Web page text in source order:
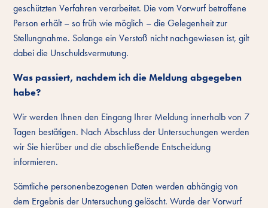
geschützten Verfahren verarbeitet. Die vom Vorwurf betroffene
Person erhält – so früh wie möglich – die Gelegenheit zur
Stellungnahme. Solange ein Verstoß nicht nachgewiesen ist, gilt
dabei die Unschuldsvermutung.
Was passiert, nachdem ich die Meldung abgegeben
habe?
Wir werden Ihnen den Eingang Ihrer Meldung innerhalb von 7
Tagen bestätigen. Nach Abschluss der Untersuchungen werden
wir Sie hierüber und die abschließende Entscheidung
informieren.
Sämtliche personenbezogenen Daten werden abhängig von
dem Ergebnis der Untersuchung gelöscht. Wurde der Vorwurf